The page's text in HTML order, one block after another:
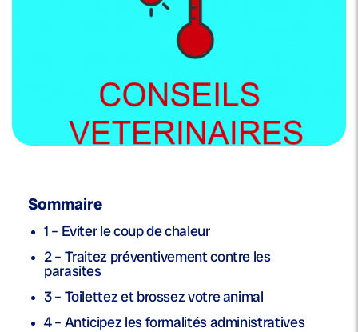
Sommaire
1 – Eviter le coup de chaleur
2 – Traitez préventivement contre les
parasites
3 – Toilettez et brossez votre animal
4 – Anticipez les formalités administratives